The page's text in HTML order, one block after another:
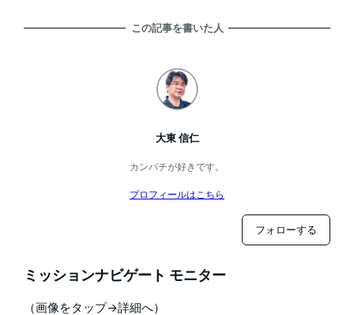
この記事を書いた人
大東 信仁
カンパチが好きです。
プロフィールはこちら
フォローする
ミッションナビゲート モニター
（画像をタップ→詳細へ）